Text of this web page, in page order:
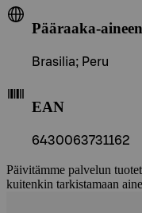
Pääraaka-
Brasilia; Peru
EAN
6430063731162
Päivitämme palvelun
kuitenkin tarkistamaan